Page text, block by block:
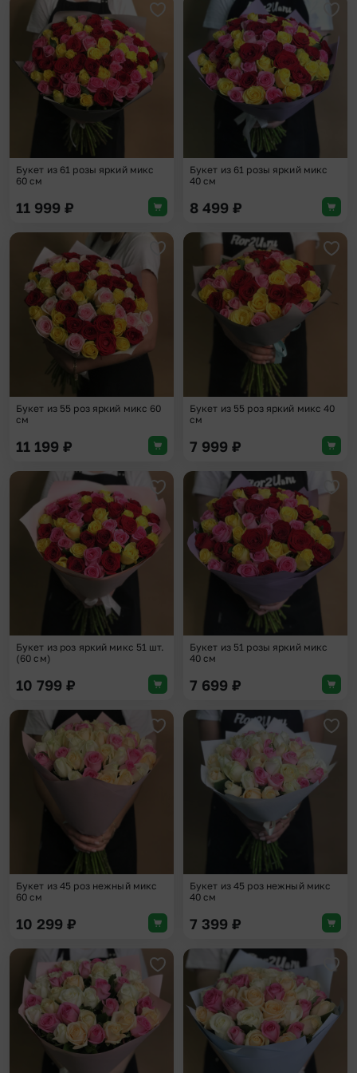
Добавить в избранное
Букет из 61 розы яркий микс
60 см
11 999 ₽
Букет из 61 розы яркий микс
40 см
8 499 ₽
Добавить в избранное
Букет из 55 роз яркий микс 60
см
11 199 ₽
Букет из 55 роз яркий микс 40
см
7 999 ₽
Добавить в избранное
Букет из роз яркий микс 51 шт.
(60 см)
10 799 ₽
Букет из 51 розы яркий микс
40 см
7 699 ₽
Добавить в избранное
Букет из 45 роз нежный микс
60 см
10 299 ₽
Букет из 45 роз нежный микс
40 см
7 399 ₽
Добавить в избранное